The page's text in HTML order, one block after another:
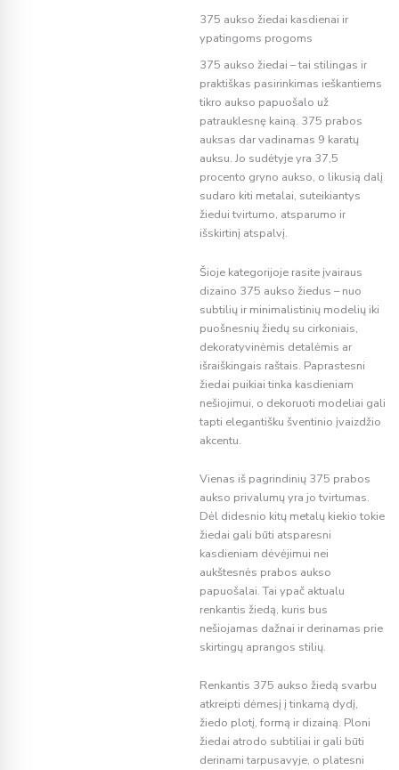
375 aukso žiedai kasdienai ir
ypatingoms progoms
375 aukso žiedai – tai stilingas ir
praktiškas pasirinkimas ieškantiems
tikro aukso papuošalo už
patrauklesnę kainą. 375 prabos
auksas dar vadinamas 9 karatų
auksu. Jo sudėtyje yra 37,5
procento gryno aukso, o likusią dalį
sudaro kiti metalai, suteikiantys
žiedui tvirtumo, atsparumo ir
išskirtinį atspalvį.
Šioje kategorijoje rasite įvairaus
dizaino 375 aukso žiedus – nuo
subtilių ir minimalistinių modelių iki
puošnesnių žiedų su cirkoniais,
dekoratyvinėmis detalėmis ar
išraiškingais raštais. Paprastesni
žiedai puikiai tinka kasdieniam
nešiojimui, o dekoruoti modeliai gali
tapti elegantišku šventinio įvaizdžio
akcentu.
Vienas iš pagrindinių 375 prabos
aukso privalumų yra jo tvirtumas.
Dėl didesnio kitų metalų kiekio tokie
žiedai gali būti atsparesni
kasdieniam dėvėjimui nei
aukštesnės prabos aukso
papuošalai. Tai ypač aktualu
renkantis žiedą, kuris bus
nešiojamas dažnai ir derinamas prie
skirtingų aprangos stilių.
Renkantis 375 aukso žiedą svarbu
atkreipti dėmesį į tinkamą dydį,
žiedo plotį, formą ir dizainą. Ploni
žiedai atrodo subtiliai ir gali būti
derinami tarpusavyje, o platesni